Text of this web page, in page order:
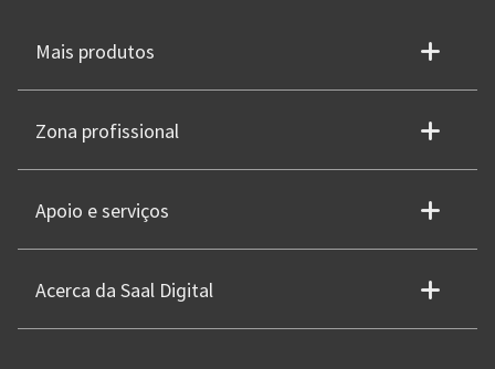
Mais produtos
Zona profissional
Apoio e serviços
Acerca da Saal Digital